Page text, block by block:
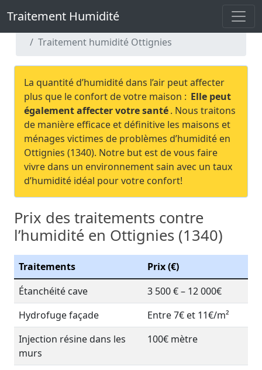
Traitement Humidité
Traitement Humidité
Traitement humidité Ottignies
La quantité d’humidité dans l’air peut affecter
plus que le confort de votre maison : Elle peut
également affecter votre santé. Nous traitons
de manière efficace et définitive les maisons et
ménages victimes de problèmes d’humidité en
Ottignies (1340). Notre but est de vous faire
vivre dans un environnement sain avec un taux
d’humidité idéal pour votre confort!
Prix des traitements contre
l’humidité en Ottignies (1340)
Traitements
Prix (€)
Étanchéité cave
3 500 € – 12 000€
Hydrofuge façade
Entre 7€ et 11€/m²
Injection résine dans les
murs
100€ mètre